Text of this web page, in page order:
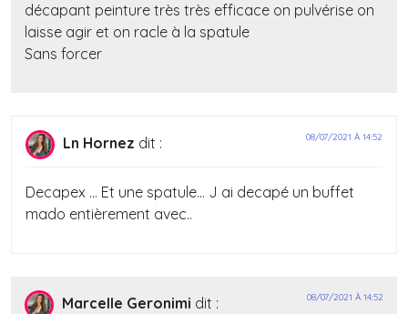
décapant peinture très très efficace on pulvérise on
laisse agir et on racle à la spatule
Sans forcer
Ln Hornez dit : 08/07/2021 À 14:52
Decapex … Et une spatule… J ai decapé un buffet
mado entièrement avec..
Marcelle Geronimi dit : 08/07/2021 À 14:52